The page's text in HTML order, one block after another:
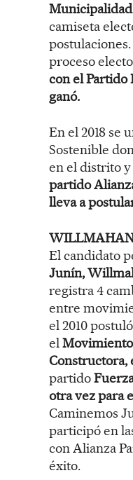
camiseta
proceso
con el Partido
ganó.
En el 2018 se
Sostenible
en el distrito y
partido
lleva a
WILLMAHAN
El candidato
Junín,
registra 4
entre
el 2010
el
Constructora,
partido
otra vez para
Caminemos
participó en
con Alianza
éxito.